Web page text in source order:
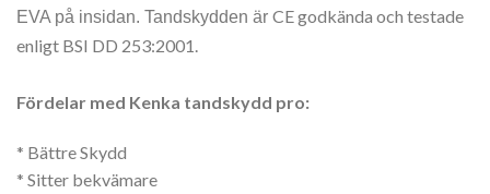
EVA på insidan. Tandskydden är CEgodkända och testade
enligt BSI DD 253:2001.
Fördelar med Kenka tandskydd pro:
* Bättre Skydd
* Sitter bekvämare